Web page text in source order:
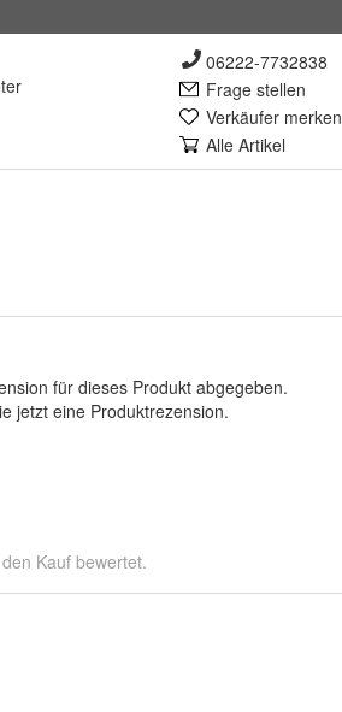
06222-7732838
Frage stellen
Verkäufer merken
Alle Artikel
für dieses Produkt abgegeben.
jetzt eine Produktrezension.
Kauf bewertet.